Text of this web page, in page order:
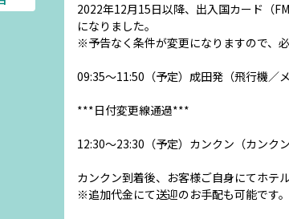
2022年12月15日以降、出入国カード（
になりました。
※予告なく条件が変更になりますので、
09:35～11:50（予定）成田発（飛行機／
***日付変更線通過***
12:30～23:30（予定）カンクン（カンク
カンクン到着後、お客様ご自身にてホテ
※追加代金にて送迎のお手配も可能です。